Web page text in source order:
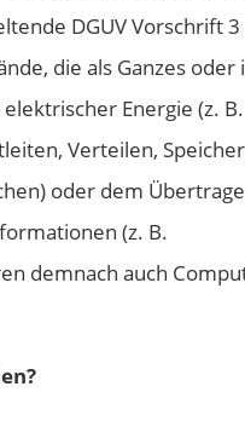
DGUV Vorschrift 3
die als Ganzes oder
Energie (z. B.
Verteilen,
oder dem
(z. B.
demnach auch